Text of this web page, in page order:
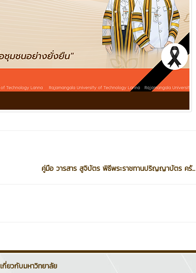
คู่มือ วารสาร สูจิบัตร พิธีพระราชทานปริญญาบัตร ครั...
เกี่ยวกับมหาวิทยาลัย